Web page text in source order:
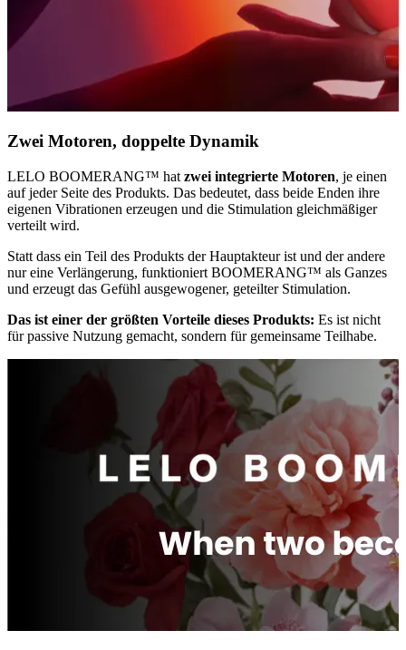
Zwei Motoren, doppelte Dynamik
LELO BOOMERANG™ hat zwei integrierte Motoren, je einen
auf jeder Seite des Produkts. Das bedeutet, dass beide Enden ihre
eigenen Vibrationen erzeugen und die Stimulation gleichmäßiger
verteilt wird.
Statt dass ein Teil des Produkts der Hauptakteur ist und der andere
nur eine Verlängerung, funktioniert BOOMERANG™ als Ganzes
und erzeugt das Gefühl ausgewogener, geteilter Stimulation.
Das ist einer der größten Vorteile dieses Produkts: Es ist nicht
für passive Nutzung gemacht, sondern für gemeinsame Teilhabe.